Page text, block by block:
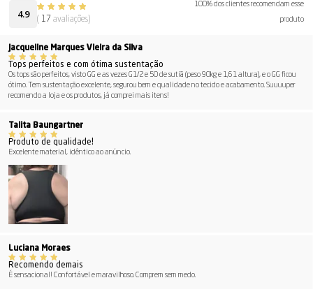
4.9 ( 17 avaliações)
100% dos clientes recomendam esse
produto
Jacqueline Marques Vieira da Silva
Tops perfeitos e com ótima sustentação
Os tops são perfeitos, visto GG e as vezes G1/2 e 50 de sutiã (peso 90kg e 1,61 altura), e o GG ficou
ótimo. Tem sustentação excelente, segurou bem e qualidade no tecido e acabamento. Suuuuper
recomendo a loja e os produtos, já comprei mais itens!
Talita Baungartner
Produto de qualidade!
Excelente material, idêntico ao anúncio.
Luciana Moraes
Recomendo demais
É sensacional! Confortável e maravilhoso. Comprem sem medo.